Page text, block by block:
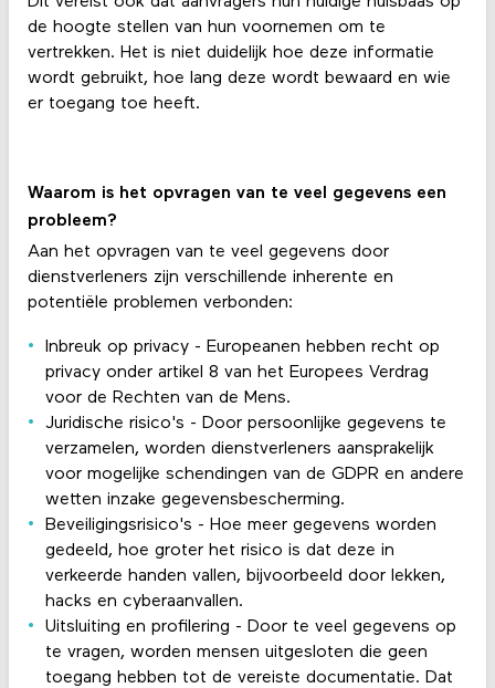
de hoogte stellen van hun voornemen om te
vertrekken. Het is niet duidelijk hoe deze informatie
wordt gebruikt, hoe lang deze wordt bewaard en wie
er toegang toe heeft.
Waarom is het opvragen van te veel gegevens een
probleem?
Aan het opvragen van te veel gegevens door
dienstverleners zijn verschillende inherente en
potentiële problemen verbonden:
Inbreuk op privacy - Europeanen hebben recht op
privacy onder artikel 8 van het Europees Verdrag
voor de Rechten van de Mens.
Juridische risico's - Door persoonlijke gegevens te
verzamelen, worden dienstverleners aansprakelijk
voor mogelijke schendingen van de GDPR en andere
wetten inzake gegevensbescherming.
Beveiligingsrisico's - Hoe meer gegevens worden
gedeeld, hoe groter het risico is dat deze in
verkeerde handen vallen, bijvoorbeeld door lekken,
hacks en cyberaanvallen.
Uitsluiting en profilering - Door te veel gegevens op
te vragen, worden mensen uitgesloten die geen
toegang hebben tot de vereiste documentatie. Dat